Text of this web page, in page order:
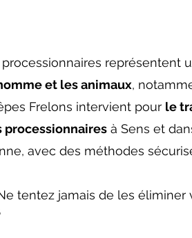
représentent
et les animaux,
Frelons intervient pour le
à Sens et
avec des méthodes
tentez jamais de les éliminer